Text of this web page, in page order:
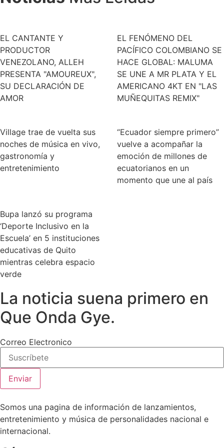
EL CANTANTE Y
PRODUCTOR
VENEZOLANO, ALLEH
PRESENTA "AMOUREUX",
SU DECLARACIÓN DE
AMOR
EL FENÓMENO DEL
PACÍFICO COLOMBIANO SE
HACE GLOBAL: MALUMA
SE UNE A MR PLATA Y EL
AMERICANO 4KT EN "LAS
MUÑEQUITAS REMIX"
Village trae de vuelta sus
noches de música en vivo,
gastronomía y
entretenimiento
“Ecuador siempre primero”
vuelve a acompañar la
emoción de millones de
ecuatorianos en un
momento que une al país
Bupa lanzó su programa
‘Deporte Inclusivo en la
Escuela’ en 5 instituciones
educativas de Quito
mientras celebra espacio
verde
La noticia suena primero en
Que Onda Gye.
Correo Electronico
Enviar
Somos una pagina de información de lanzamientos,
entretenimiento y música de personalidades nacional e
internacional.